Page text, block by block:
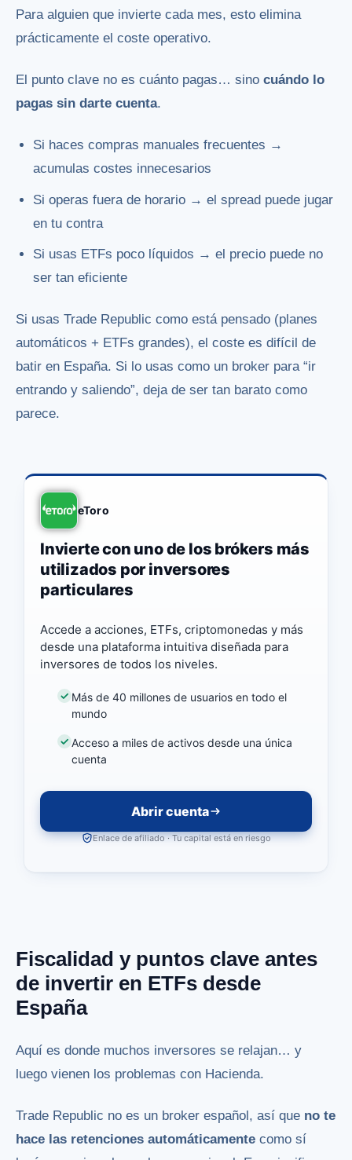
Para alguien que invierte cada mes, esto elimina
prácticamente el coste operativo.
El punto clave no es cuánto pagas… sino cuándo lo
pagas sin darte cuenta.
Si haces compras manuales frecuentes →
acumulas costes innecesarios
Si operas fuera de horario → el spread puede jugar
en tu contra
Si usas ETFs poco líquidos → el precio puede no
ser tan eficiente
Si usas Trade Republic como está pensado (planes
automáticos + ETFs grandes), el coste es difícil de
batir en España. Si lo usas como un broker para “ir
entrando y saliendo”, deja de ser tan barato como
parece.
eToro
Invierte con uno de los brókers más
utilizados por inversores
particulares
Accede a acciones, ETFs, criptomonedas y más
desde una plataforma intuitiva diseñada para
inversores de todos los niveles.
Más de 40 millones de usuarios en todo el
mundo
Acceso a miles de activos desde una única
cuenta
Abrir cuenta
Enlace de afiliado · Tu capital está en riesgo
Fiscalidad y puntos clave antes
de invertir en ETFs desde
España
Aquí es donde muchos inversores se relajan… y
luego vienen los problemas con Hacienda.
Trade Republic no es un broker español, así que no te
hace las retenciones automáticamente como sí